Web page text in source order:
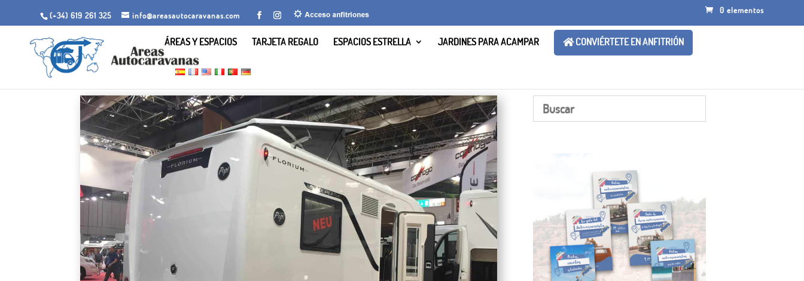
(+34) 619 261 325 info@areasautocaravanas.com
0 elementos
ÁREAS Y ESPACIOS TARJETA REGALO ESPACIOS ESTRELLA JARDINES PARA ACAMPAR CONVIÉRTETE EN ANFITRIÓN